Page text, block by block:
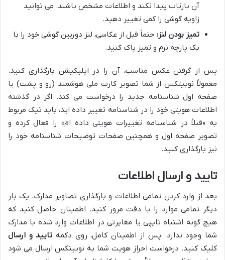
آن بازتاب پیدا نکند و اطلاعات مشخص باشند. می توانید
زاویه گوشی را کمی تغییر دهید.
تمیز بودن لنز: حتماً قبل از عکاسی، لنز دوربین گوشی خود را با
یک پارچه نرم و تمیز پاک کنید.
پس از گرفتن عکس مناسب، آن را در اپلیکیشن بارگذاری کنید.
معمولاً نوبیتکس از شما تصویر کارت ملی هوشمند (رو و پشت) یا
صفحه اول شناسنامه جدید را درخواست می کند. اگر در گذشته
اطلاعات هویتی خود را در شناسنامه تغییر داده اید، باید تیک مربوط
به «قبلاً در شناسنامه تغییرات هویتی داده ام» را فعال کرده و
تصویر صفحه اول و همچنین صفحات توضیحات شناسنامه خود را
نیز بارگذاری کنید.
تایید و ارسال اطلاعات
بعد از وارد کردن تمامی اطلاعات و بارگذاری تصاویر مدارک، یک بار
دیگر تمامی موارد را با دقت مرور کنید. اطمینان حاصل کنید که
هیچ گونه اشتباه تایپی یا مغایرتی در اطلاعات وارد شده با مدارک
شما وجود ندارد. پس از اطمینان کامل، روی دکمه تایید و ارسال
کلیک کنید. درخواست احراز هویت شما به نوبیتکس ارسال می شود